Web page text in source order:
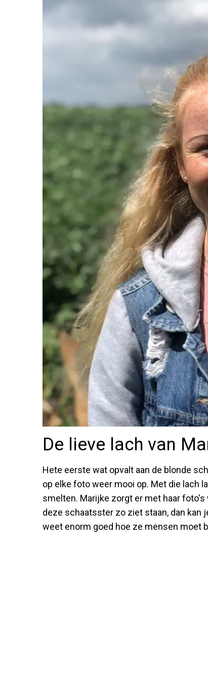
De lieve lach van
Hete eerste wat opvalt aan de blonde
op elke foto weer mooi op. Met die lach
smelten. Marijke zorgt er met haar foto's
deze schaatsster zo ziet staan, dan kan
weet enorm goed hoe ze mensen moet